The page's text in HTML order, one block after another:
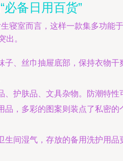
备日用百货”
寝室而言，这样一款集多功能于
出。
子、丝巾抽屉底部，保持衣物干
、护肤品、文具杂物。防潮特性
品，多彩的图案则装点了私密的
生间湿气，存放的备用洗护用品